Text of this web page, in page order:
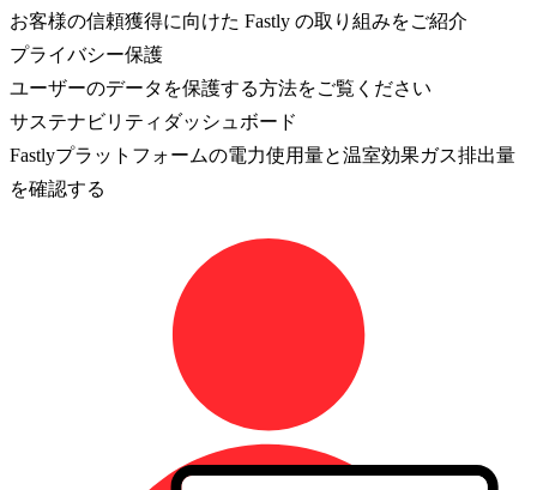
お客様の信頼獲得に向けた Fastly の取り組みをご紹介
プライバシー保護
ユーザーのデータを保護する方法をご覧ください
サステナビリティダッシュボード
Fastlyプラットフォームの電力使用量と温室効果ガス排出量
を確認する